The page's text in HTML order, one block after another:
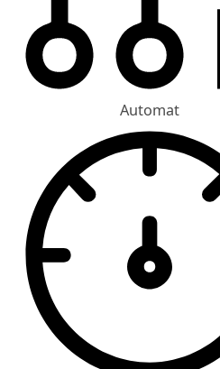
Automat